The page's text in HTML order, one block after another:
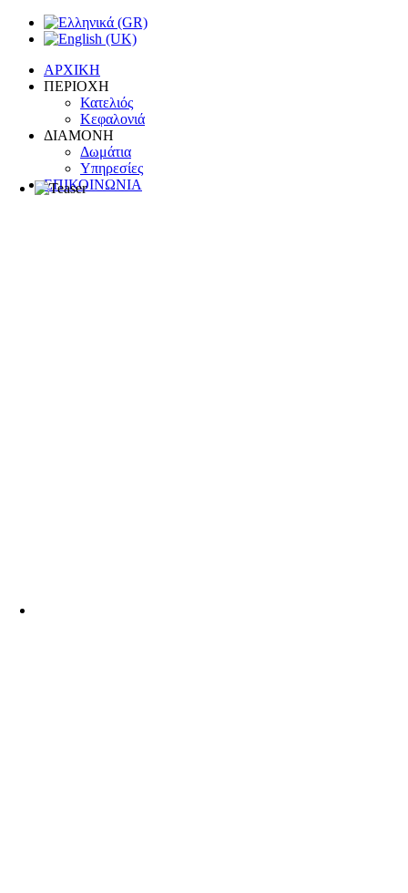
ΑΡΧΙΚΗ
ΠΕΡΙΟΧΗ
Κατελιός
Κεφαλονιά
ΔΙΑΜΟΝΗ
Δωμάτια
Υπηρεσίες
ΕΠΙΚΟΙΝΩΝΙΑ